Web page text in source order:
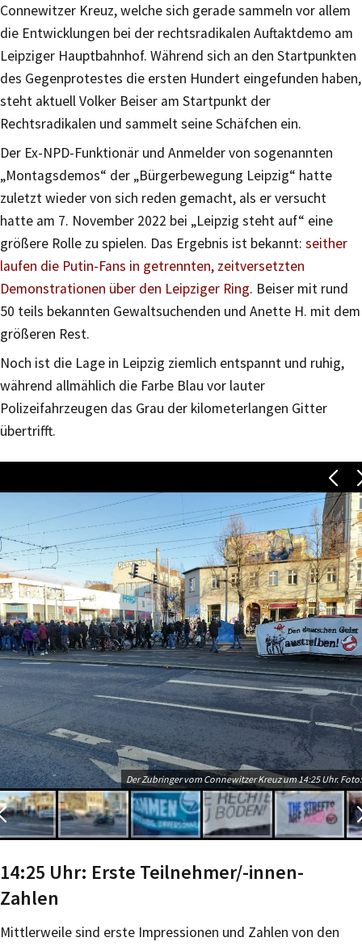
Connewitzer Kreuz, welche sich gerade sammeln vor allem
die Entwicklungen bei der rechtsradikalen Auftaktdemo am
Leipziger Hauptbahnhof. Während sich an den Startpunkten
des Gegenprotestes die ersten Hundert eingefunden haben,
steht aktuell Volker Beiser am Startpunkt der
Rechtsradikalen und sammelt seine Schäfchen ein.
Der Ex-NPD-Funktionär und Anmelder von sogenannten
„Montagsdemos“ der „Bürgerbewegung Leipzig“ hatte
zuletzt wieder von sich reden gemacht, als er versucht
hatte am 7. November 2022 bei „Leipzig steht auf“ eine
größere Rolle zu spielen. Das Ergebnis ist bekannt: seither
laufen die Putin-Fans in getrennten, zeitversetzten
Demonstrationen über den Leipziger Ring. Beiser mit rund
50 teils bekannten Gewaltsuchenden und Anette H. mit dem
größeren Rest.
Noch ist die Lage in Leipzig ziemlich entspannt und ruhig,
während allmählich die Farbe Blau vor lauter
Polizeifahrzeugen das Grau der kilometerlangen Gitter
übertrifft.
Der Zubringer vom Connewitzer Kreuz um 14:25 Uhr.
14:25 Uhr: Erste Teilnehmer/-innen-
Zahlen
Mittlerweile sind erste Impressionen und Zahlen von den